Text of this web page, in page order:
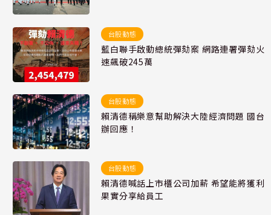
台股動態
藍白聯手啟動總統彈劾案 網路連署彈劾火
速飆破245萬
台股動態
賴清德稱樂意幫助解決大陸經濟問題 國台
辦回應！
台股動態
賴清德喊話上市櫃公司加薪 希望能將獲利
果實分享給員工